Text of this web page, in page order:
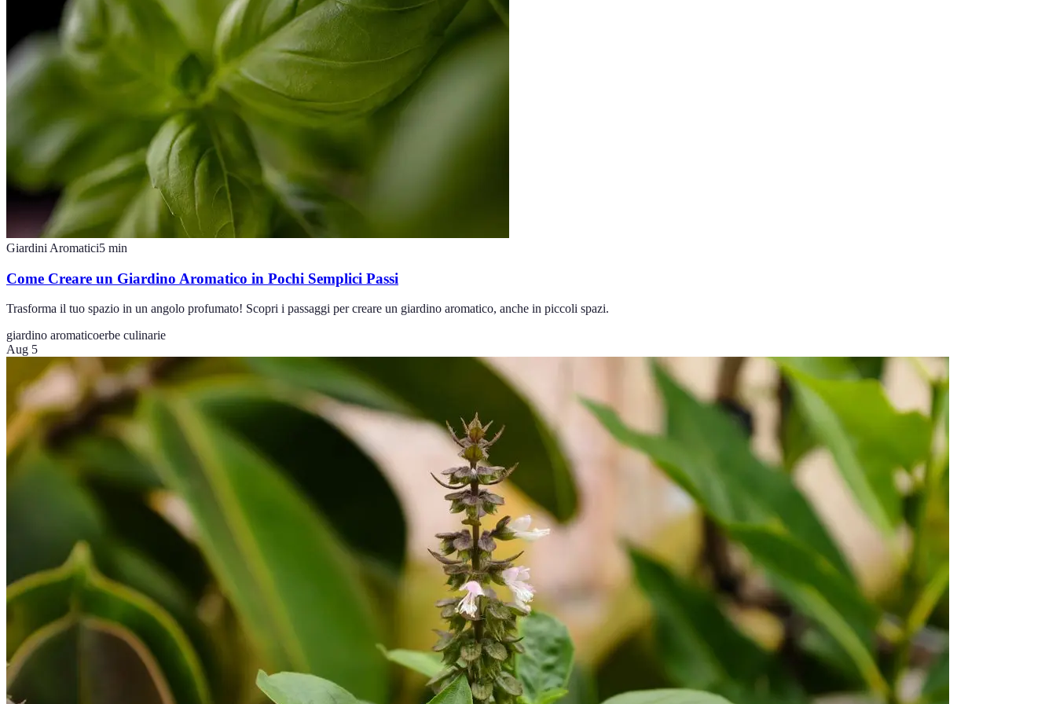
Giardini Aromatici5 min
Come Creare un Giardino Aromatico in Pochi Semplici Passi
Trasforma il tuo spazio in un angolo profumato! Scopri i passaggi per creare un giardino aromatico, anche in piccoli spazi.
giardino aromaticoerbe culinarie
Aug 5